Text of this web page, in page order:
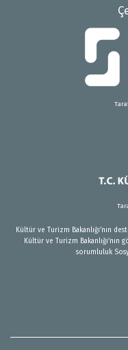
Kültür ve Turizm Bakanlığı’nın
Kültür ve Turizm
sorumluluk